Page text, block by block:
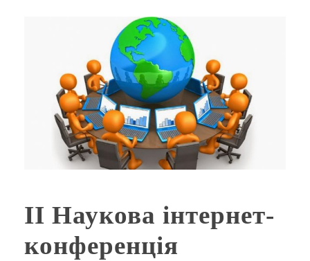
ІІ Наукова інтернет-
конференція